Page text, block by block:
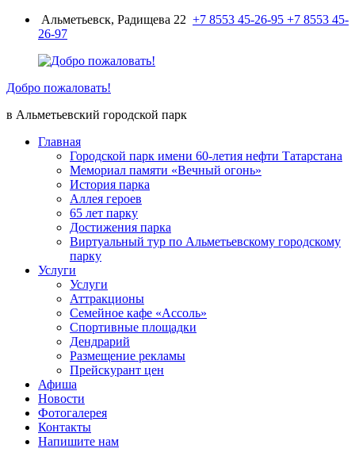
ПерейтиАльметьевск, Радищева 22 +7 8553 45-26-95 +7 8553 45-
26-97
Добро пожаловать!
в Альметьевский городской парк
Главная
Городской парк имени 60-летия нефти Татарстана
Мемориал памяти «Вечный огонь»
История парка
Аллея героев
65 лет парку
Достижения парка
Виртуальный тур по Альметьевскому городскому
парку
Услуги
Услуги
Аттракционы
Семейное кафе «Ассоль»
Спортивные площадки
Дендрарий
Размещение рекламы
Прейскурант цен
Афиша
Новости
Фотогалерея
Контакты
Напишите нам